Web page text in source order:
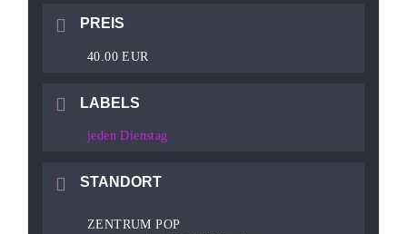
PREIS
40.00 EUR
LABELS
jeden Dienstag
STANDORT
ZENTRUM POP